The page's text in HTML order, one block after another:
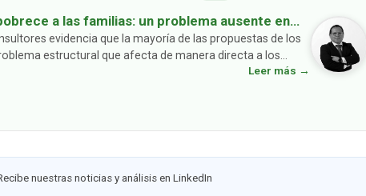
a las familias: un problema ausente en
políticosevidencia que la mayoría de las propuestas de los
estructural que afecta de manera directa a los
de bolsillo que deben asumir c
Leer más →
nuestras noticias y análisis en LinkedIn